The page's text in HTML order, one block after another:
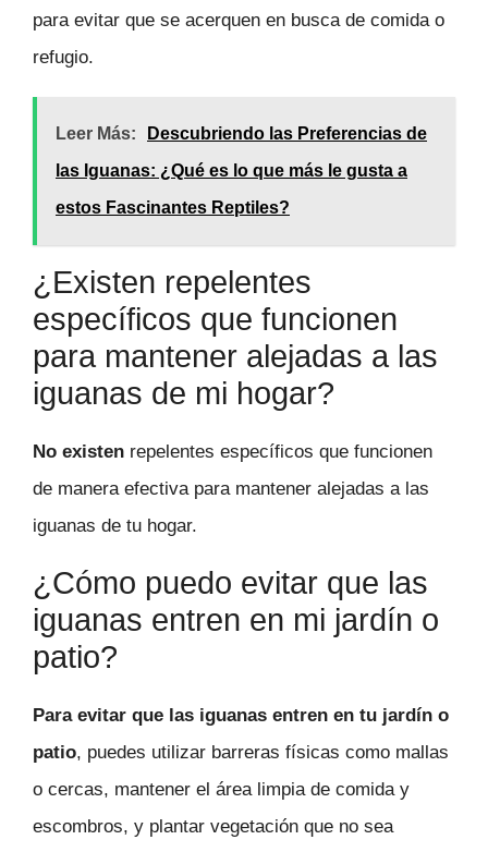
para evitar que se acerquen en busca de comida o
refugio.
Leer Más:
Descubriendo las Preferencias de
las Iguanas: ¿Qué es lo que más le gusta a
estos Fascinantes Reptiles?
¿Existen repelentes
específicos que funcionen
para mantener alejadas a las
iguanas de mi hogar?
No existen repelentes específicos que funcionen
de manera efectiva para mantener alejadas a las
iguanas de tu hogar.
¿Cómo puedo evitar que las
iguanas entren en mi jardín o
patio?
Para evitar que las iguanas entren en tu jardín o
patio, puedes utilizar barreras físicas como mallas
o cercas, mantener el área limpia de comida y
escombros, y plantar vegetación que no sea